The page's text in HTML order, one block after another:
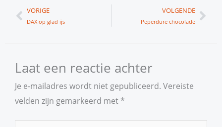
Vorige
VORIGE
DAX op glad ijs
VOLGENDE
Peperdure chocolade
Laat een reactie achter
Je e-mailadres wordt niet gepubliceerd. Vereiste
velden zijn gemarkeerd met *